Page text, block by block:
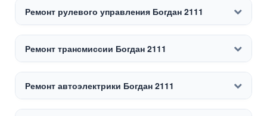
Ремонт рулевого управления Богдан 2111
Ремонт трансмиссии Богдан 2111
Ремонт автоэлектрики Богдан 2111